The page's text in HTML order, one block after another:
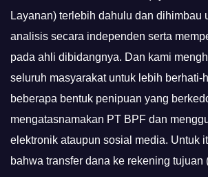
Layanan) terlebih dahulu dan dihimbau
analisis secara independen serta
pada ahli dibidangnya. Dan kami
seluruh masyarakat untuk lebih berhati-
beberapa bentuk penipuan yang
mengatasnamakan PT BPF dan
elektronik ataupun sosial media. Untuk
bahwa transfer dana ke rekening tujuan